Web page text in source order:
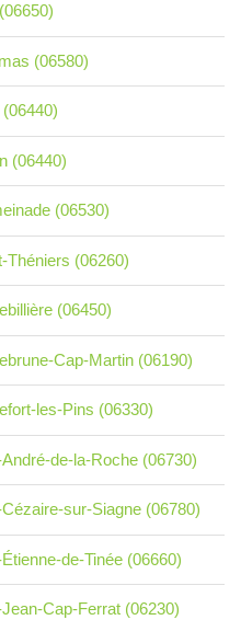
(06580)
(06440)
(06530)
Théniers (06260)
(06450)
Cap-Martin (06190)
les-Pins (06330)
de-la-Roche (06730)
sur-Siagne (06780)
de-Tinée (06660)
Cap-Ferrat (06230)